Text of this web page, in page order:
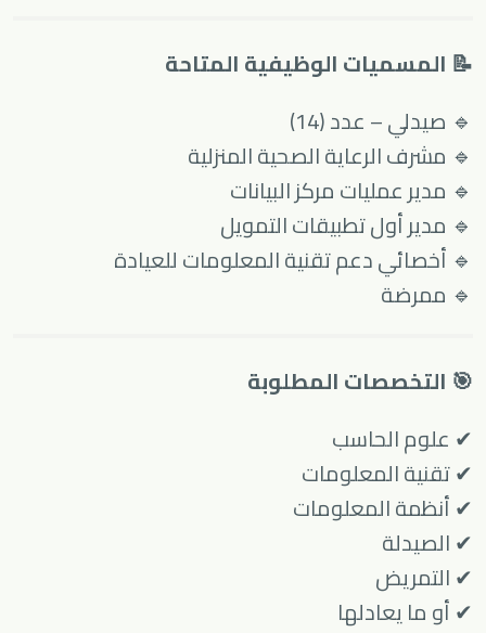
📝 المسميات الوظيفية المتاحة
🔹 صيدلي – عدد (14)
🔹 مشرف الرعاية الصحية المنزلية
🔹 مدير عمليات مركز البيانات
🔹 مدير أول تطبيقات التمويل
🔹 أخصائي دعم تقنية المعلومات للعيادة
🔹 ممرضة
🎯 التخصصات المطلوبة
✔ علوم الحاسب
✔ تقنية المعلومات
✔ أنظمة المعلومات
✔ الصيدلة
✔ التمريض
✔ أو ما يعادلها